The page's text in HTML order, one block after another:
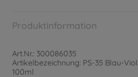
Produktinformation
Art.Nr.: 300086035
Artikelbezeichnung: PS-35 Blau-
100ml